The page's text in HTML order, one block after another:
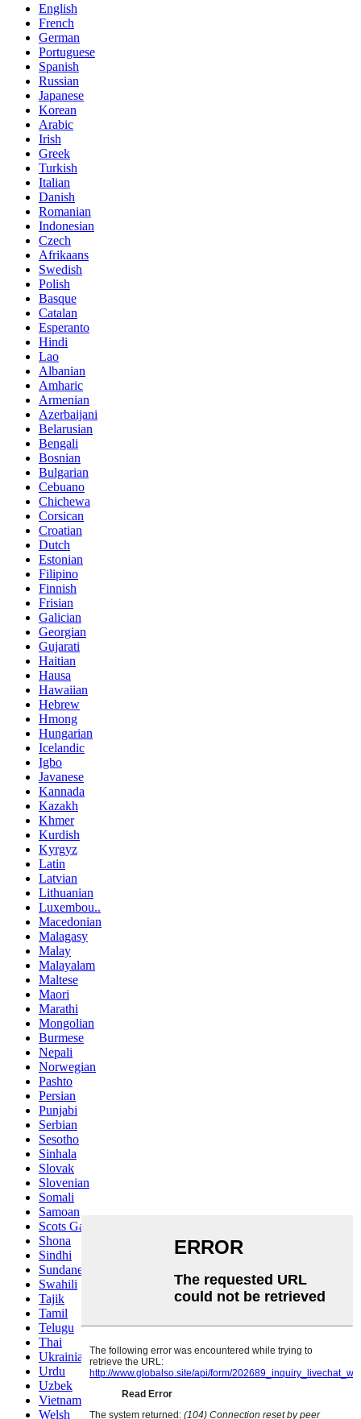
English
French
German
Portuguese
Spanish
Russian
Japanese
Korean
Arabic
Irish
Greek
Turkish
Italian
Danish
Romanian
Indonesian
Czech
Afrikaans
Swedish
Polish
Basque
Catalan
Esperanto
Hindi
Lao
Albanian
Amharic
Armenian
Azerbaijani
Belarusian
Bengali
Bosnian
Bulgarian
Cebuano
Chichewa
Corsican
Croatian
Dutch
Estonian
Filipino
Finnish
Frisian
Galician
Georgian
Gujarati
Haitian
Hausa
Hawaiian
Hebrew
Hmong
Hungarian
Icelandic
Igbo
Javanese
Kannada
Kazakh
Khmer
Kurdish
Kyrgyz
Latin
Latvian
Lithuanian
Luxembou..
Macedonian
Malagasy
Malay
Malayalam
Maltese
Maori
Marathi
Mongolian
Burmese
Nepali
Norwegian
Pashto
Persian
Punjabi
Serbian
Sesotho
Sinhala
Slovak
Slovenian
Somali
Samoan
Scots Gaelic
Shona
Sindhi
Sundanese
Swahili
Tajik
Tamil
Telugu
Thai
Ukrainian
Urdu
Uzbek
Vietnamese
Welsh